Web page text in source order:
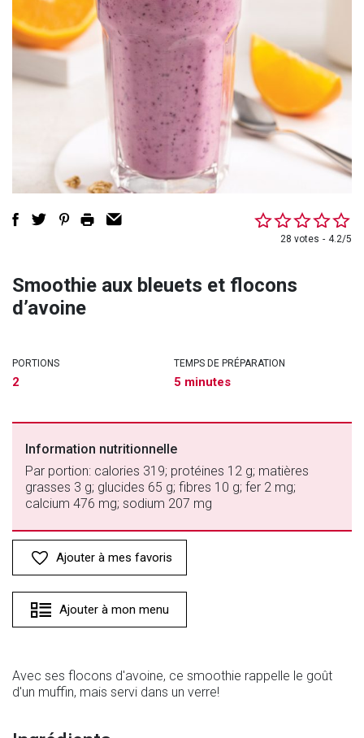
28 votes 4.2/5
Smoothie aux bleuets et flocons
d’avoine
PORTIONS
2
TEMPS DE PRÉPARATION
5 minutes
Information nutritionnelle
Par portion: calories 319; protéines 12 g; matières
grasses 3 g; glucides 65 g; fibres 10 g; fer 2 mg;
calcium 476 mg; sodium 207 mg
Ajouter à mes favoris
Ajouter à mon menu
Avec ses flocons d'avoine, ce smoothie rappelle le goût
d'un muffin, mais servi dans un verre!